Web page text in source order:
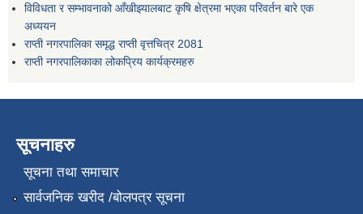
विविधता र सम्भावनाको आँखीझ्यालबाट कृषि क्षेत्रमा भएका परिवर्तन बारे एक
अध्ययन
राप्ती नगरपालिका समृद्ध राप्ती वृत्तचित्र 2081
राप्ती नगरपालिकाका लोकप्रिय कार्यक्रमहरु
सूचनाहरु
सूचना तथा समाचार
सार्वजनिक खरीद /बोलपत्र सूचना